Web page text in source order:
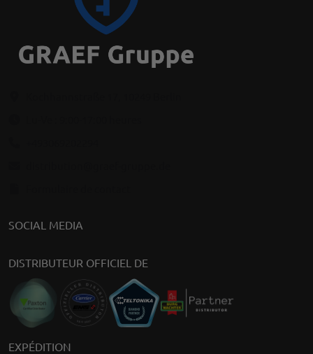
SOCIAL MEDIA
DISTRIBUTEUR OFFICIEL DE
EXPÉDITION